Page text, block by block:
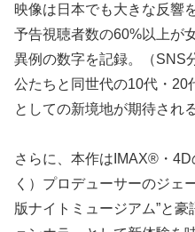
映像は日本でも大きな反響
予告視聴者数の60%以上が
異例の数字を記録。（SNS
公たちと同世代の10代・20
としての新境地が期待される
さらに、本作はIMAX®・
く）プロデューサーのジェ
版ナイトミュージアム”と